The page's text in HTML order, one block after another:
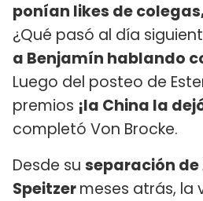
ponían likes de
¿Qué pasó al día
a Benjamín hablando
Luego del posteo de
premios ¡la China la
completó Von Brocke.
Desde su separación
Speitzermeses atrás, la